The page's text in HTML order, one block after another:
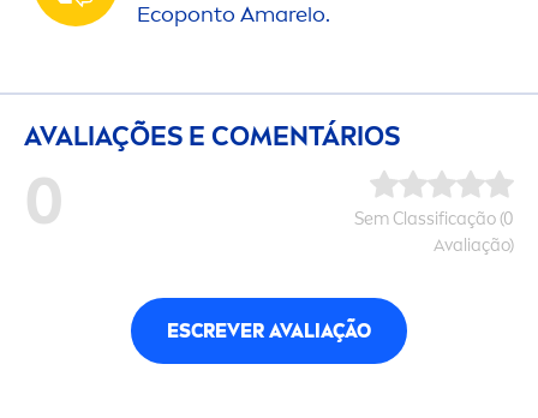
Ecoponto Amarelo.
AVALIAÇÕES E COMENTÁRIOS
0
Sem Classificação (0
Avaliação)
ESCREVER AVALIAÇÃO